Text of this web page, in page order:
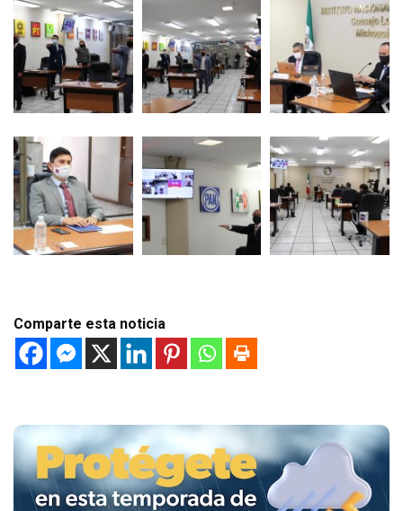
Comparte esta noticia